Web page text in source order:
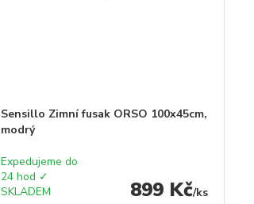
Sensillo Zimní fusak ORSO 100x45cm,
modrý
899 Kč/ks
Expedujeme do
24 hod ✓
SKLADEM